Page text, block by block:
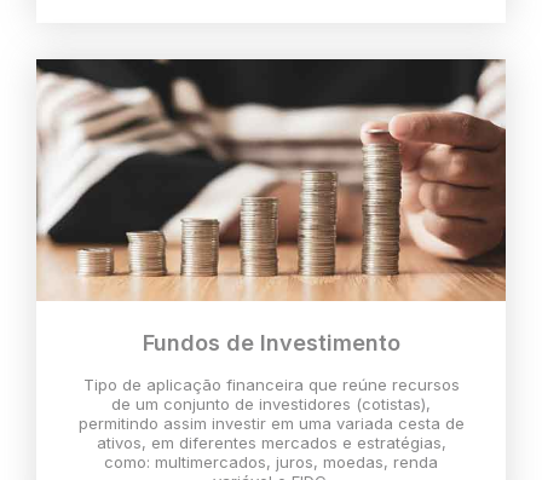
Fundos de Investimento
Tipo de aplicação financeira que reúne recursos
de um conjunto de investidores (cotistas),
permitindo assim investir em uma variada cesta de
ativos, em diferentes mercados e estratégias,
como: multimercados, juros, moedas, renda